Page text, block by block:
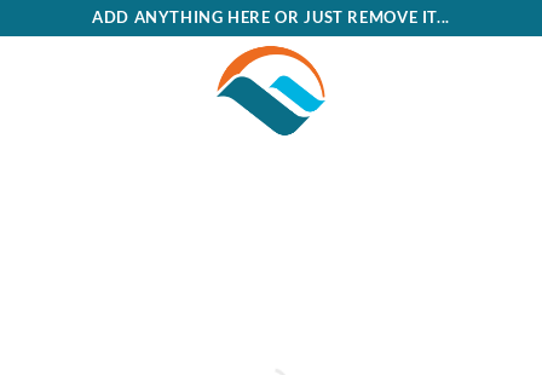
ADD ANYTHING HERE OR JUST REMOVE IT...